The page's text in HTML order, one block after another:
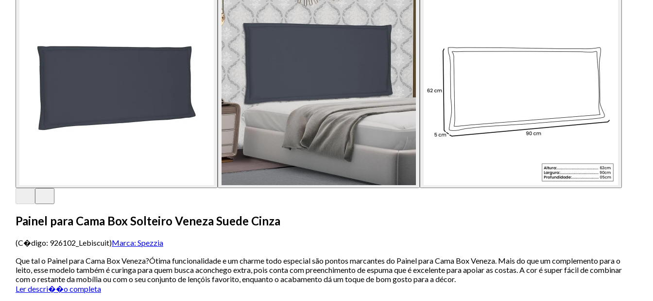
Painel para Cama Box Solteiro Veneza Suede Cinza
(C�digo: 926102_Lebiscuit)Marca: Spezzia
Que tal o Painel para Cama Box Veneza?Ótima funcionalidade e um charme todo especial são pontos marcantes do Painel para Cama Box Veneza. Mais do que um complemento para o
leito, esse modelo também é curinga para quem busca aconchego extra, pois conta com preenchimento de espuma que é excelente para apoiar as costas. A cor é super fácil de combinar
com o restante da mobília ou com o seu conjunto de lençóis favorito, enquanto o acabamento dá um toque de bom gosto para a décor.
Ler descri��o completa